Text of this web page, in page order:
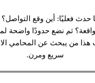
حدث فعليًا: أين وقع
ثم نضع حدودًا واضحة
هذا من يبحث عن المحامي
سريع ومرن.